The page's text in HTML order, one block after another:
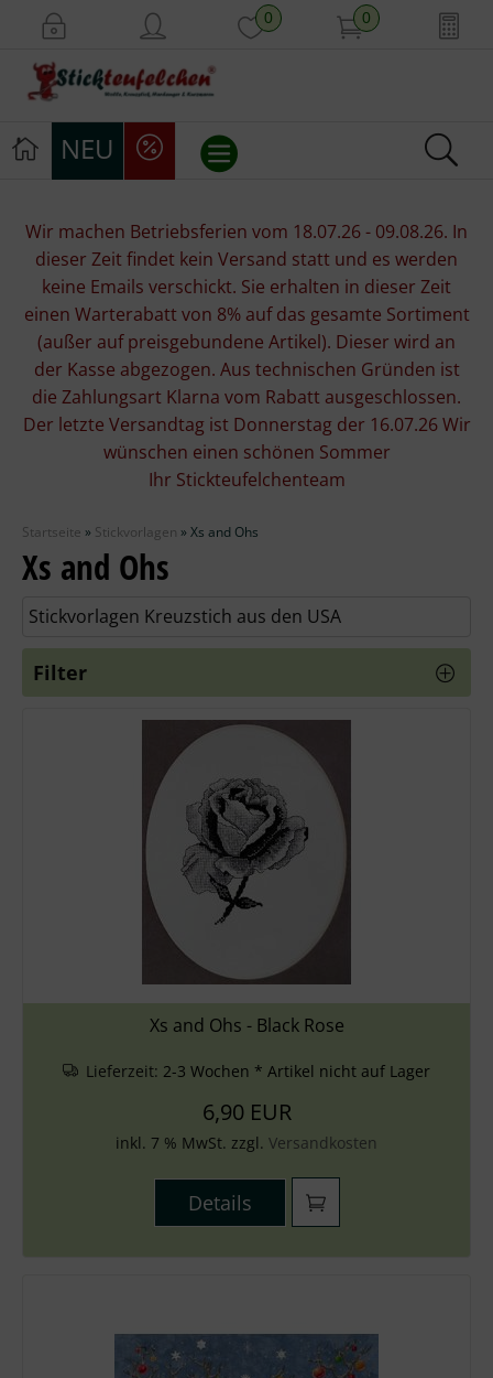
0 0
NEU
Stickpackungen
Stickgarne
Stoffe
Mill Hill Beads
Wolle
Stricknadeln
Knüpfpackungen
Wir machen Betriebsferien vom 18.07.26 - 09.08.26. In
dieser Zeit findet kein Versand statt und es werden
keine Emails verschickt. Sie erhalten in dieser Zeit
einen Warterabatt von 8% auf das gesamte Sortiment
(außer auf preisgebundene Artikel). Dieser wird an
der Kasse abgezogen. Aus technischen Gründen ist
die Zahlungsart Klarna vom Rabatt ausgeschlossen.
Der letzte Versandtag ist Donnerstag der 16.07.26 Wir
wünschen einen schönen Sommer
Ihr Stickteufelchenteam
Startseite » Stickvorlagen »Xs and Ohs
Xs and Ohs
Stickvorlagen Kreuzstich aus den USA
Filter
Xs and Ohs - Black Rose
Lieferzeit: 2-3 Wochen * Artikel nicht auf Lager
6,90 EUR
inkl. 7 % MwSt. zzgl. Versandkosten
Details